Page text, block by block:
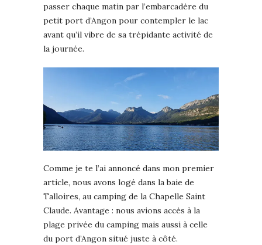
passer chaque matin par l’embarcadère du
petit port d’Angon pour contempler le lac
avant qu’il vibre de sa trépidante activité de
la journée.
Comme je te l’ai annoncé dans mon premier
article, nous avons logé dans la baie de
Talloires, au camping de la Chapelle Saint
Claude. Avantage : nous avions accès à la
plage privée du camping mais aussi à celle
du port d’Angon situé juste à côté.